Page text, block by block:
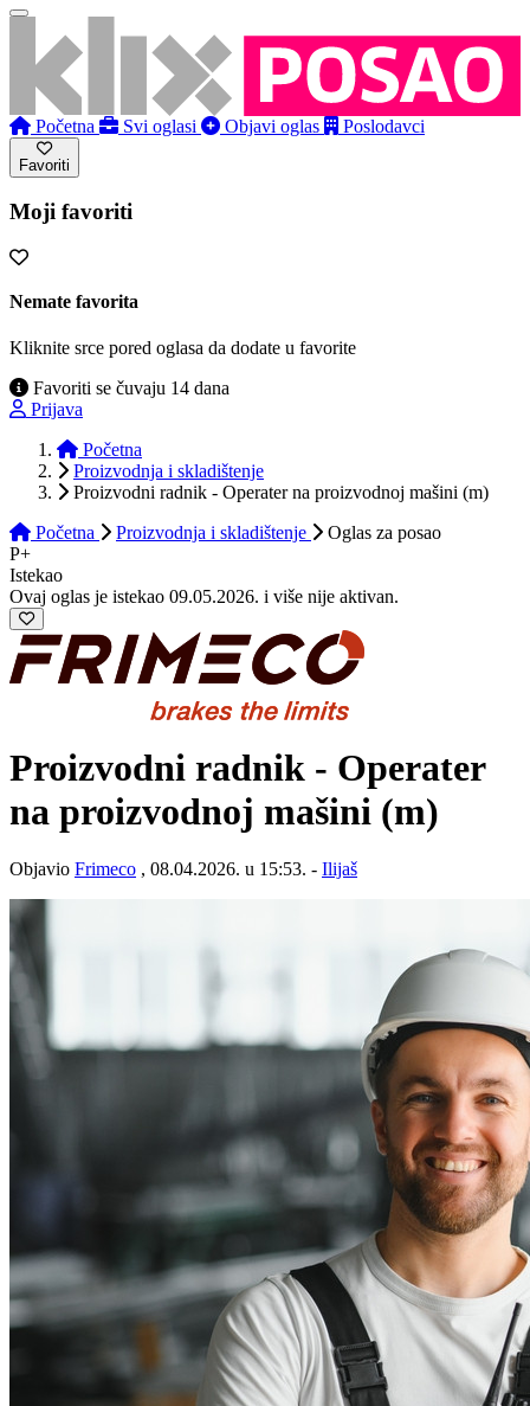
Početna Svi oglasi Objavi oglas Poslodavci
Favoriti
Moji favoriti
Nemate favorita
Kliknite srce pored oglasa da dodate u favorite
Favoriti se čuvaju 14 dana
Prijava
Početna
Proizvodnja i skladištenje
Proizvodni radnik - Operater na proizvodnoj mašini (m)
Početna
Proizvodnja i skladištenje Oglas za posao
P+
Istekao
Ovaj oglas je istekao 09.05.2026. i više nije aktivan.
Proizvodni radnik - Operater
na proizvodnoj mašini (m)
Objavio Frimeco , 08.04.2026. u 15:53. - Ilijaš